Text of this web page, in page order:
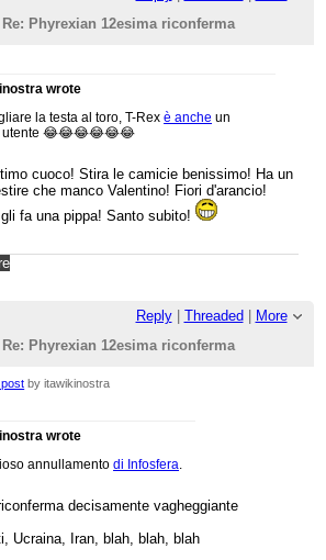
Re: Phyrexian 12esima riconferma
wrote
la testa al toro, T-Rexè anche un
utente 😂😂😂😂😂😂
cuoco! Stira le camicie benissimo! Ha un
che manco Valentino! Fiori d'arancio!
gli fa una pippa! Santo subito!
Reply| Threaded
More
Re: Phyrexian 12esima riconferma
by itawikinostra
wrote
annullamentodi Infosfera
decisamente vagheggiante
Ucraina, Iran, blah, blah, blah